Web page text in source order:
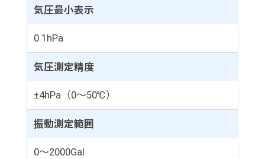
気圧最小表示
0.1hPa
気圧測定精度
±4hPa（0～50℃）
振動測定範囲
0～2000Gal